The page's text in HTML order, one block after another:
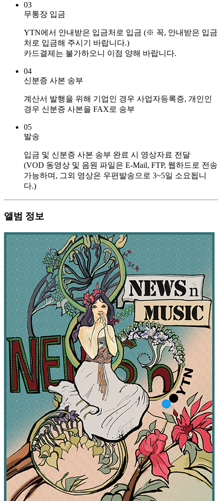
03
무통장 입금
YTN에서 안내받은 입금처로 입금 (※ 꼭, 안내받은 입금
처로 입금해 주시기 바랍니다.)
카드결제는 불가하오니 이점 양해 바랍니다.
04
신분증 사본 송부
계산서 발행을 위해 기업인 경우 사업자등록증, 개인인
경우 신분증 사본을 FAX로 송부
05
발송
입금 및 신분증 사본 송부 완료 시 영상자료 전달
(VOD 동영상 및 음원 파일은 E-Mail, FTP, 웹하드로 전송
가능하며, 그외 영상은 우편발송으로 3~5일 소요됩니
다.)
앨범 정보